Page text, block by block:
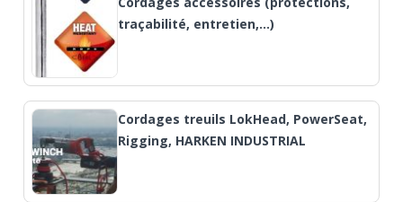
traçabilité, entretien,…)
Cordages treuils LokHead, PowerSeat,
Rigging, HARKEN INDUSTRIAL